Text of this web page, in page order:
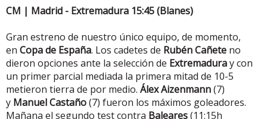
CM | Madrid - Extremadura 15:45 (Blanes)
Gran estreno de nuestro único equipo, de momento,
en Copa de España. Los cadetes de Rubén Cañete no
dieron opciones ante la selección de Extremaduray con
un primer parcial mediada la primera mitad de 10-5
metieron tierra de por medio. Álex Aizenmann(7)
y Manuel Castaño(7) fueron los máximos goleadores.
Mañana el segundo test contra Baleares(11:15h